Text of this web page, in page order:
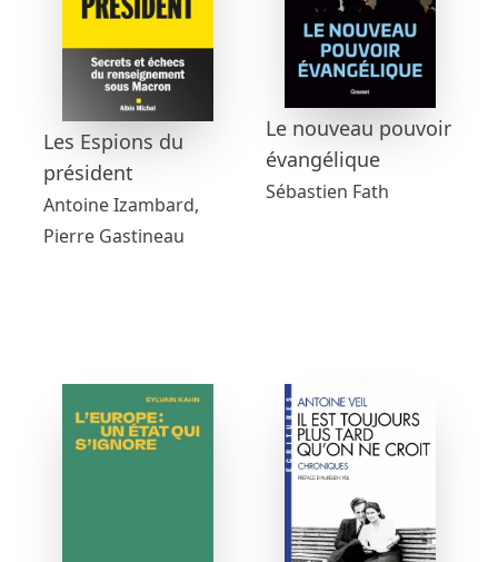
Les Espions du
président
Antoine Izambard,
Pierre Gastineau
Le nouveau pouvoir
évangélique
Sébastien Fath